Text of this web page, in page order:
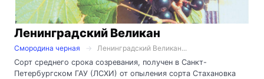
Ленинградский Великан
Смородина черная
Ленинградский Великан...
Сорт среднего срока созревания, получен в Санкт-
Петербургском ГАУ (ЛСХИ) от опыления сорта Стахановка